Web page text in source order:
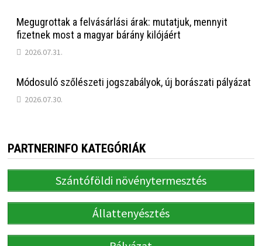
Megugrottak a felvásárlási árak: mutatjuk, mennyit
fizetnek most a magyar bárány kilójáért
2026.07.31.
Módosuló szőlészeti jogszabályok, új borászati pályázat
2026.07.30.
PARTNERINFO KATEGÓRIÁK
Szántóföldi növénytermesztés
Állattenyésztés